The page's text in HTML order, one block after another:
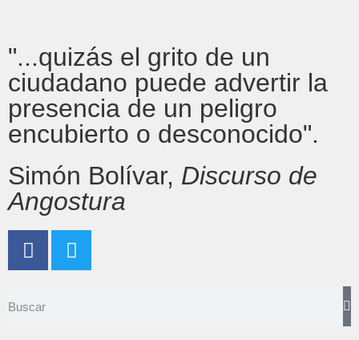
"...quizás el grito de un
ciudadano puede advertir la
presencia de un peligro
encubierto o desconocido".
Simón Bolívar, Discurso de
Angostura